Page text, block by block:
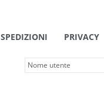
SPEDIZIONI PRIVACY